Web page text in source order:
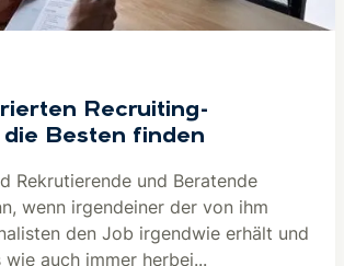
Recruiting-
Besten finden
Rekrutierende und Beratende
wenn irgendeiner der von ihm
den Job irgendwie erhält und
wie auch immer herbei...